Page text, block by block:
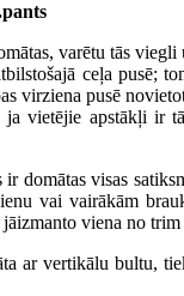
varētu tās
ceļa pusē;
virziena pusē
ja vietējie apstākļi ir
domātas visas
vai vairākām
viena no trim
ar vertikālu bultu,